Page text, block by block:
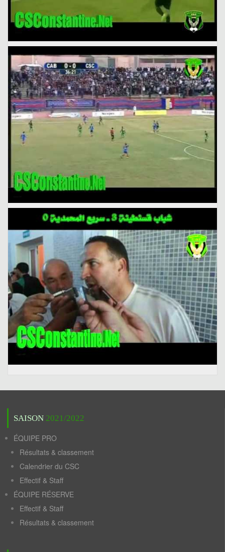
SAISON 2021/2022
ÉQUIPE PRO
Résultats & classement
Calendrier du CSC
Effectif & Staff
ÉQUIPE RÉSERVE
Effectif & Staff
Résultats & classement